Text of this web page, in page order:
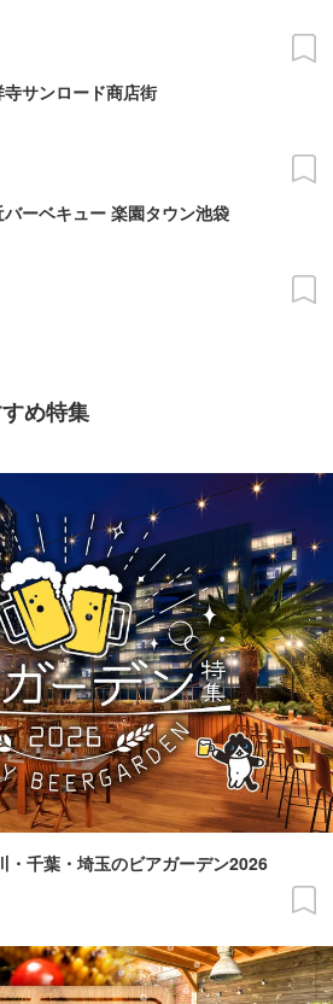
寺サンロード商店街
バーベキュー 楽園タウン池袋
め特集
・千葉・埼玉のビアガーデン2026